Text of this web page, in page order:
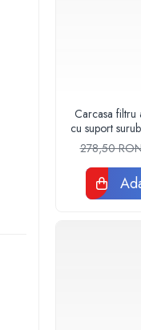
Carcasa filtru
cu suport
278,50